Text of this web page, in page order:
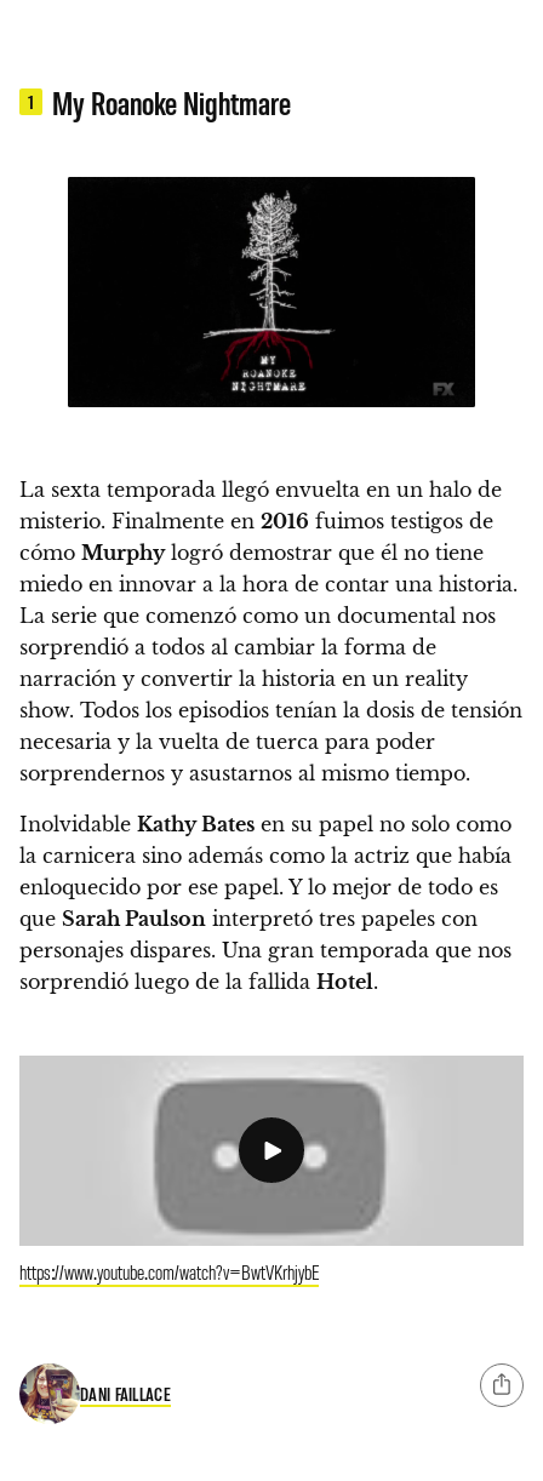
1 My Roanoke Nightmare
La sexta temporada llegó envuelta en un halo de
misterio. Finalmente en 2016 fuimos testigos de
cómo Murphylogró demostrar que él no tiene
miedo en innovar a la hora de contar una historia.
La serie que comenzó como un documental nos
sorprendió a todos al cambiar la forma de
narración y convertir la historia en un reality
show. Todos los episodios tenían la dosis de tensión
necesaria y la vuelta de tuerca para poder
sorprendernos y asustarnos al mismo tiempo.
Inolvidable Kathy Bates en su papel no solo como
la carnicera sino además como la actriz que había
enloquecido por ese papel. Y lo mejor de todo es
que Sarah Paulson interpretó tres papeles con
personajes dispares. Una gran temporada que nos
sorprendió luego de la fallida Hotel.
https://www.youtube.com/watch?v=BwtVKrhjybE
DANI FAILLACE